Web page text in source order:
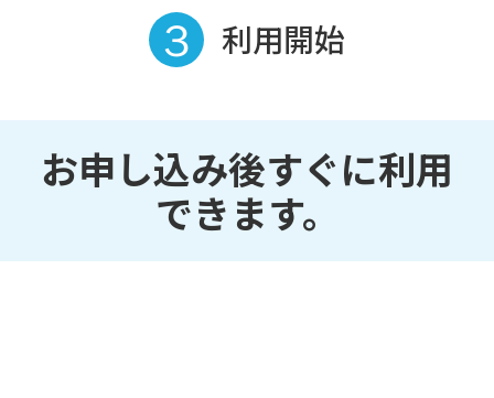
利用開始
お申し込み後すぐに利用
できます。